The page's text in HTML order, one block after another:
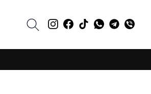
SUCHEEvie.uaEvie.uaTikTokEVIEEvie.ua